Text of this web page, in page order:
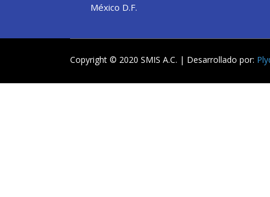
México D.F.
Copyright © 2020 SMIS A.C. | Desarrollado por: